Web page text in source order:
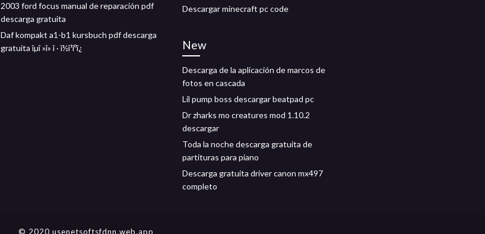
2003 ford focus manual de reparación pdf
descarga gratuita
Daf kompakt a1-b1 kursbuch pdf descarga
gratuita îµî »î» î · î½î¹îºî¿
Descargar minecraft pc code
New
Descarga de la aplicación de marcos de
fotos en cascada
Lil pump boss descargar beatpad pc
Dr zharks mo creatures mod 1.10.2
descargar
Toda la noche descarga gratuita de
partituras para piano
Descarga gratuita driver canon mx497
completo
© 2020 usenetsoftsfdnn.web.app